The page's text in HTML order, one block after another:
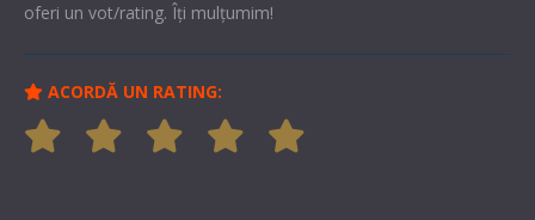
oferi un vot/rating. Îți mulțumim!
ACORDĂ UN RATING: